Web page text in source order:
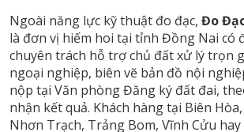
Ngoài năng lực kỹ thuật đo đạc, Đo
là đơn vị hiếm hoi tại tỉnh Đồng Nai có
chuyên trách hỗ trợ chủ đất xử lý trọn
ngoại nghiệp, biên vẽ bản đồ nội
nộp tại Văn phòng Đăng ký đất đai,
nhận kết quả. Khách hàng tại Biên
Nhơn Trạch, Trảng Bom, Vĩnh Cửu hay